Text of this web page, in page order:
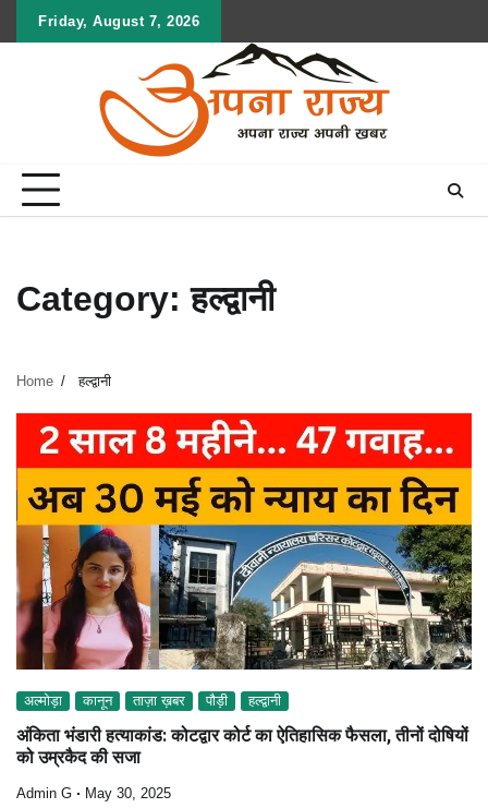
Friday, August 7, 2026
Category:हल्द्वानी
Home हल्द्वानी
अल्मोड़ा कानून ताज़ा ख़बर पौड़ी हल्द्वानी
अंकिता भंडारी हत्याकांड: कोटद्वार कोर्ट का ऐतिहासिक फैसला, तीनों दोषियों
को उम्रकैद की सजा
Admin G May 30, 2025